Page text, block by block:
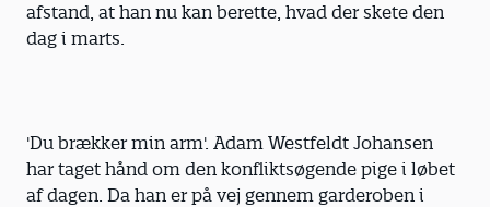
afstand, at han nu kan berette, hvad der skete den
dag i marts.
'Du brækker min arm'. Adam Westfeldt Johansen
har taget hånd om den konfliktsøgende pige i løbet
af dagen. Da han er på vej gennem garderoben i